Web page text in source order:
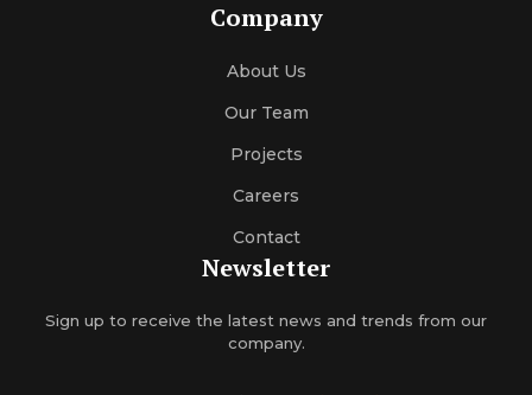
Company
About Us
Our Team
Projects
Careers
Contact
Newsletter
Sign up to receive the latest news and trends from our
company.